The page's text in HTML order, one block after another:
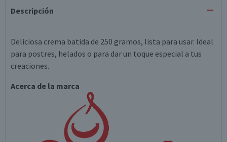
Descripción
Deliciosa crema batida de 250 gramos, lista para usar. Ideal
para postres, helados o para dar un toque especial a tus
creaciones.
Acerca de la marca